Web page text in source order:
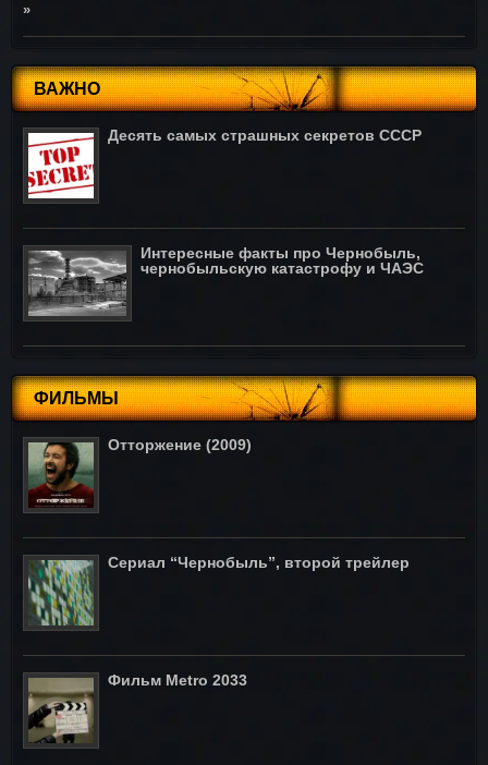
»
ВАЖНО
Десять самых страшных секретов СССР
Интересные факты про Чернобыль,
чернобыльскую катастрофу и ЧАЭС
ФИЛЬМЫ
Отторжение (2009)
Сериал “Чернобыль”, второй трейлер
Фильм Metro 2033